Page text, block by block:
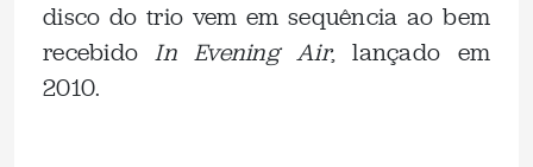
disco do trio vem em sequência ao bem
recebidoIn Evening Air, lançado em
2010.